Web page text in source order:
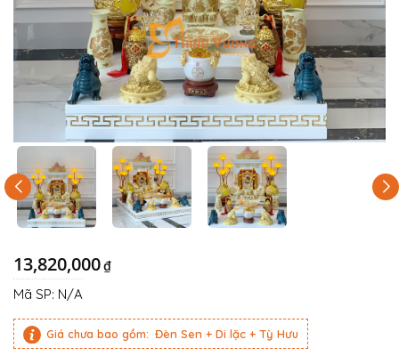
13,820,000₫
Mã SP: N/A
Giá chưa bao gồm: Đèn Sen + Di lặc + Tỳ Hưu